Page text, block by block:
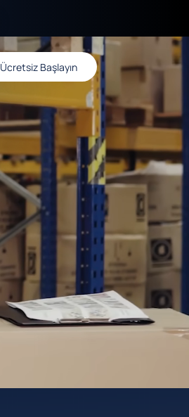
Ücretsiz Başlayın